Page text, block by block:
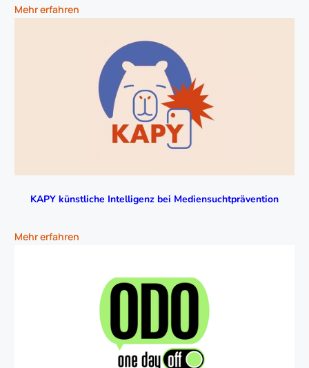
Regeln
Arbeitsblatt
Jetzt herunterladen
Mehr erfahren
KAPY künstliche Intelligenz bei Mediensuchtprävention
Mehr erfahren